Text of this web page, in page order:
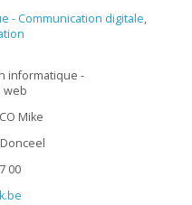
- Communication digitale,
informatique -
web
Mike
00